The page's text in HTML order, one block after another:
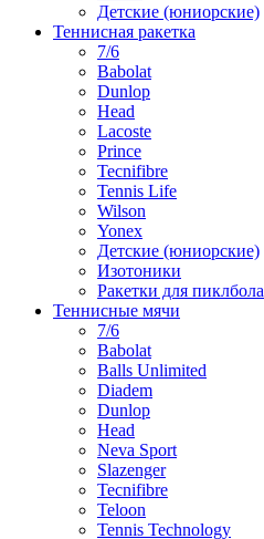
Детские (юниорские)
Теннисная ракетка
7/6
Babolat
Dunlop
Head
Lacoste
Prince
Tecnifibre
Tennis Life
Wilson
Yonex
Детские (юниорские)
Изотоники
Ракетки для пиклбола
Теннисные мячи
7/6
Babolat
Balls Unlimited
Diadem
Dunlop
Head
Neva Sport
Slazenger
Tecnifibre
Teloon
Tennis Technology